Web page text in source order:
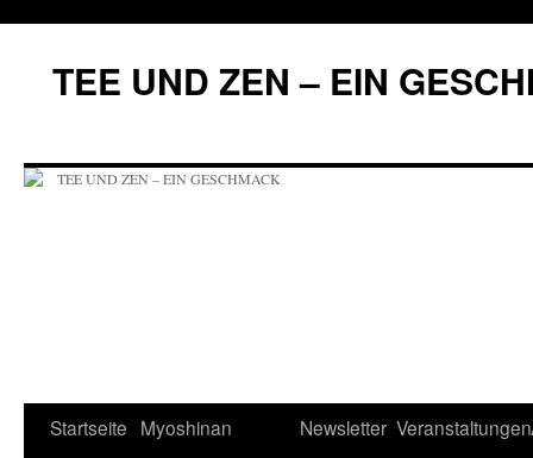
springen
TEE UND ZEN – EIN
Startseite Myoshinan
Newsletter Veranstaltungen